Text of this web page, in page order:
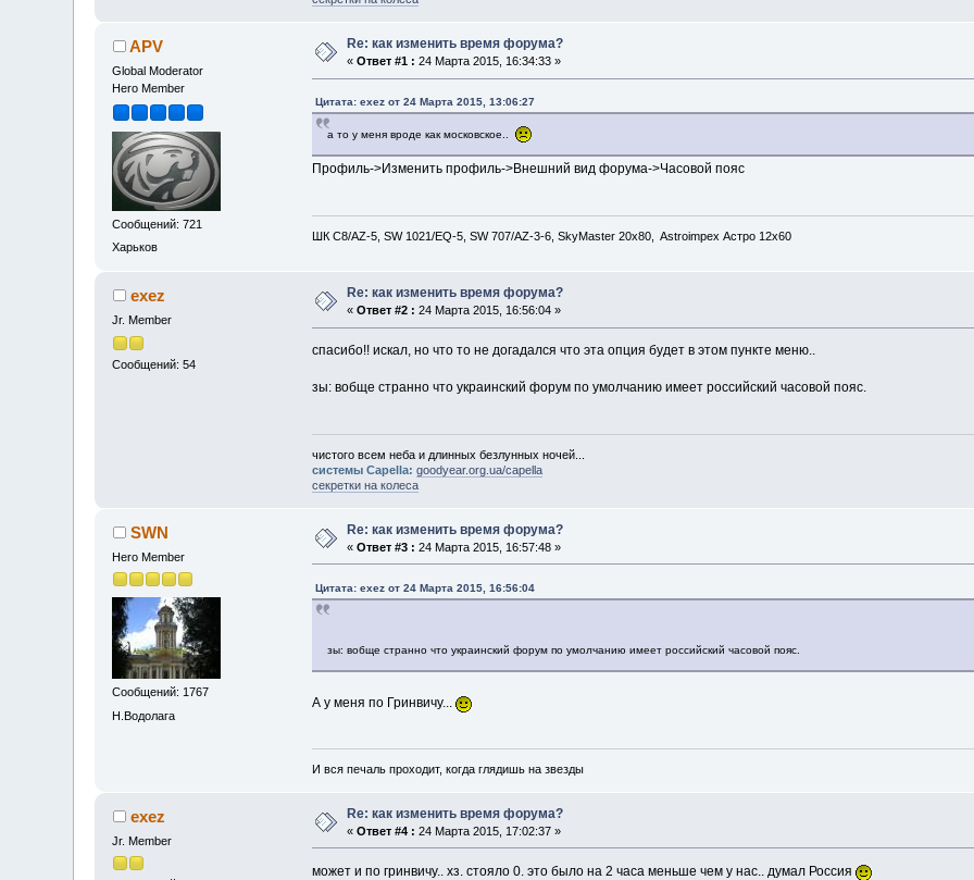
APV
Global Moderator
Hero Member
Сообщений: 721
Харьков
Re: как изменить время форума?
«Ответ #1 : 24 Марта 2015, 16:34:33 »
Цитата: exez от 24 Марта 2015, 13:06:27
а то у меня вроде как московское..
Профиль->Изменить профиль->Внешний вид форума->Часовой пояс
ШК С8/AZ-5, SW 1021/EQ-5, SW 707/AZ-3-6, SkyMaster 20x80, Astroimpex Астро 12х60
exez
Jr. Member
Сообщений: 54
Re: как изменить время форума?
«Ответ #2 : 24 Марта 2015, 16:56:04 »
спасибо!! искал, но что то не догадался что эта опция будет в этом пункте меню..
зы: вобще странно что украинский форум по умолчанию имеет российский часовой пояс.
чистого всем неба и длинных безлунных ночей...
системы Capella: goodyear.org.ua/capella
секретки на колеса
SWN
Hero Member
Сообщений: 1767
Н.Водолага
Re: как изменить время форума?
«Ответ #3 : 24 Марта 2015, 16:57:48 »
Цитата: exez от 24 Марта 2015, 16:56:04
зы: вобще странно что украинский форум по умолчанию имеет российский часовой пояс.
А у меня по Гринвичу...
И вся печаль проходит, когда глядишь на звезды
exez
Jr. Member
Re: как изменить время форума?
«Ответ #4 : 24 Марта 2015, 17:02:37 »
может и по гринвичу.. хз. стояло 0. это было на 2 часа меньше чем у нас.. думал Россия